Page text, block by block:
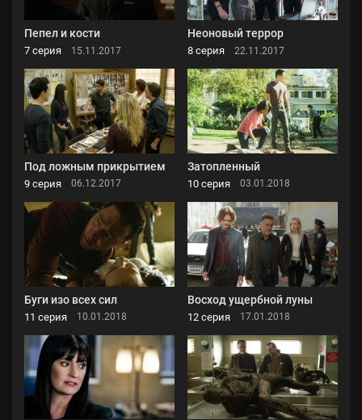
Пепел и кости
7 серия 15.11.2017
Неоновый террор
8 серия 22.11.2017
Под ложным прикрытием
9 серия 06.12.2017
Затопленный
10 серия 03.01.2018
Буги изо всех сил
11 серия 10.01.2018
Восход ущербной луны
12 серия 17.01.2018